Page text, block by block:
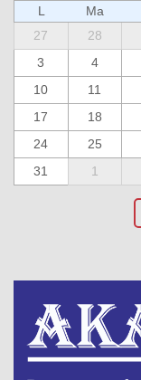
L Ma
27
28
3
4
10
11
17
18
24
25
31
1